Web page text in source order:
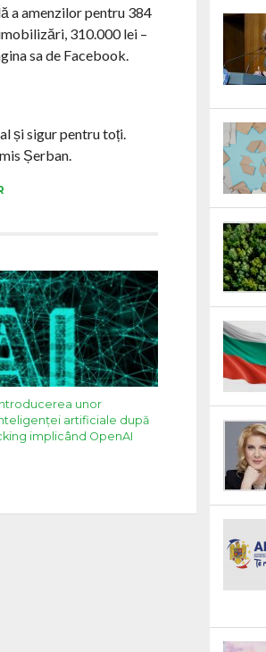
a amenzilor pentru 384
310.000 lei –
sa de Facebook.
și sigur pentru toți.
Șerban.
unor
artificiale după
implicând OpenAI